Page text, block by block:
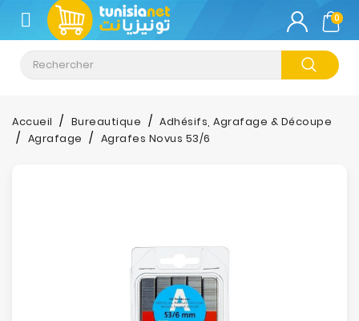
CATÉGORIE
Climatisation
Informatique
0
Accueil Bureautique
Adhésifs, Agrafage & Découpe
Agrafage
Agrafes Novus 53/6